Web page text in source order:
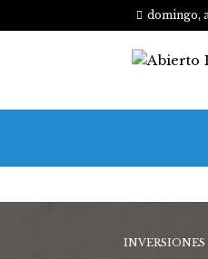
domingo,
INVERSIONES